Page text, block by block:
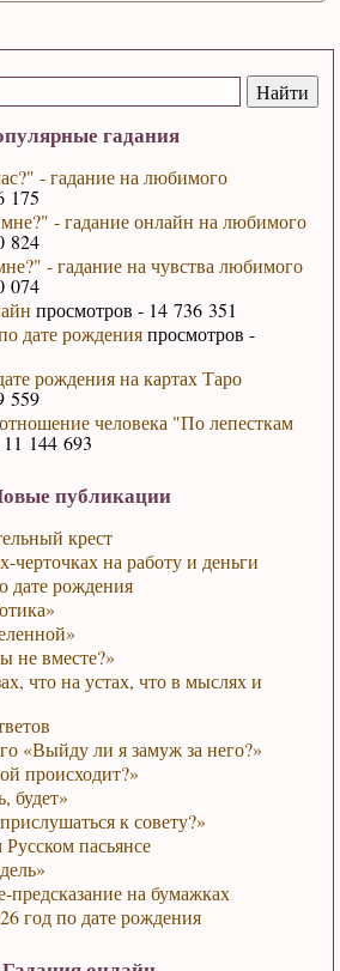
гадания
- гадание на любимого
175
- гадание онлайн на любимого
824
- гадание на чувства любимого
074
просмотров - 14 736 351
дате рожденияпросмотров -
рождения на картах Таро
559
человека "По лепесткам
144 693
публикации
крест
черточках на работу и деньги
дате рождения
не вместе?»
что на устах, что в мыслях и
«Выйду ли я замуж за него?»
происходит?»
будет»
к совету?»
пасьянсе
предсказание на бумажках
год по дате рождения